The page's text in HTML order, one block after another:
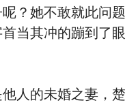
？她不敢就此问题
当其冲的蹦到了眼
人的未婚之妻，楚